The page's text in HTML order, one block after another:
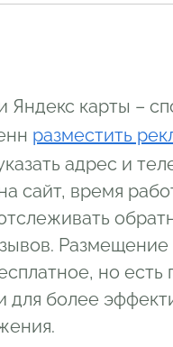
Яндекс карты –
разместить
адрес и
сайт, время
Размещение
но есть
для более